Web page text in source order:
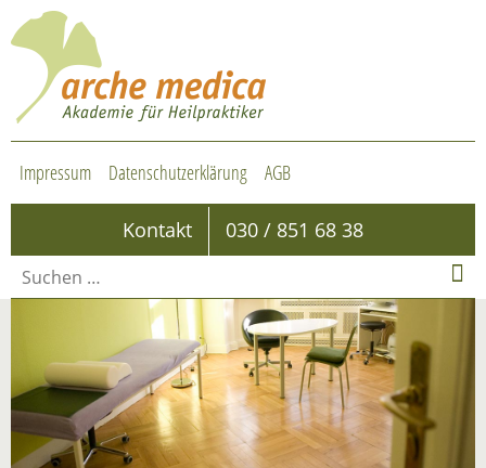
Impressum Datenschutzerklärung AGB
Kontakt 030 / 851 68 38